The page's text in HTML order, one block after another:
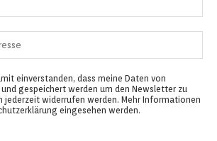
einverstanden, dass meine Daten von
gespeichert werden um den Newsletter zu
jederzeit widerrufen werden. Mehr Informationen
eingesehen werden.